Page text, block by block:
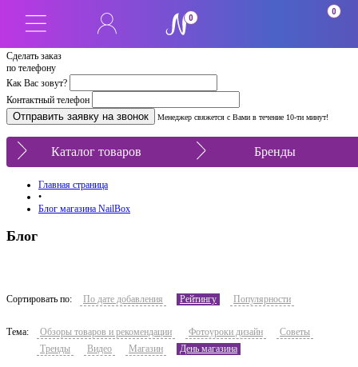
Сделать заказ
по телефону
Как Вас зовут?
Контактный телефон
Менеджер свяжется с Вами в течение 10-ти минут!
0
0
Каталог товаров Бренды
Главная страница
•
Блог магазина NailBox
Блог
Сортировать по: По дате добавления Рейтингу Популярности
Тема: Обзоры товаров и рекомендации Фотоуроки дизайн
Советы
Тренды
Видео Магазин День магазина